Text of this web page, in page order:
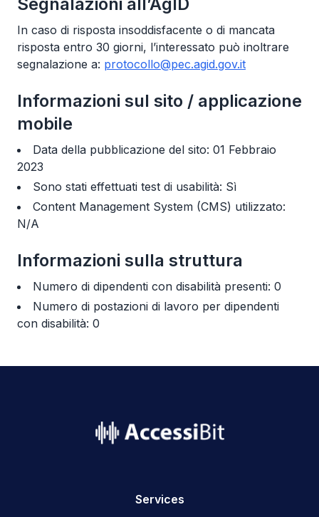
In caso di risposta insoddisfacente o di mancata
risposta entro 30 giorni, l’interessato può inoltrare
segnalazione a: protocollo@pec.agid.gov.it
Informazioni sul sito / applicazione
mobile
Data della pubblicazione del sito: 01 Febbraio
2023
Sono stati effettuati test di usabilità: Sì
Content Management System (CMS) utilizzato:
N/A
Informazioni sulla struttura
Numero di dipendenti con disabilità presenti: 0
Numero di postazioni di lavoro per dipendenti
con disabilità: 0
Services